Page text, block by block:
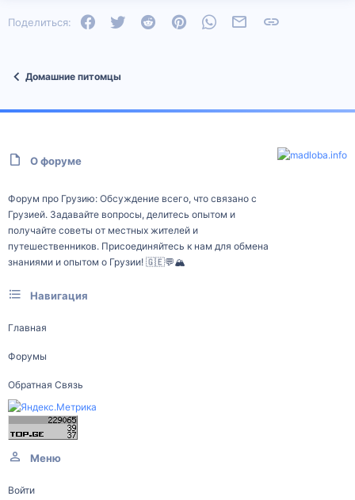
Поделиться: FacebookTwitter Reddit PinterestWhatsAppЭлектронная почта
Домашние питомцы
О форуме
Форум про Грузию: Обсуждение всего, что связано с
Грузией. Задавайте вопросы, делитесь опытом и
получайте советы от местных жителей и
путешественников. Присоединяйтесь к нам для обмена
знаниями и опытом о Грузии! 🇬🇪💬🏔️
Навигация
Главная
Форумы
Обратная Связь
Меню
Войти